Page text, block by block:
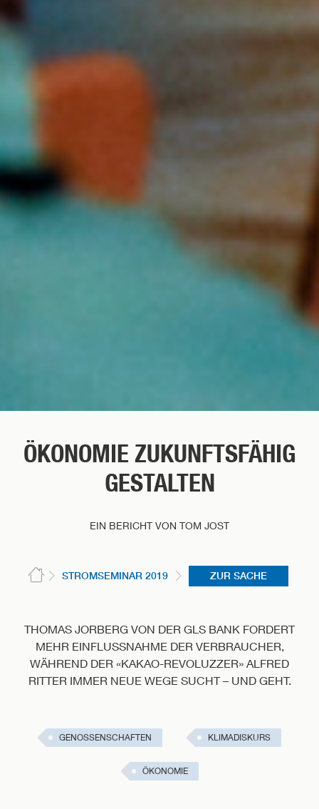
ÖKONOMIE ZUKUNFTSFÄHIG
GESTALTEN
EIN BERICHT VON TOM JOST
STROMSEMINAR 2019 ZUR SACHE
THOMAS JORBERG VON DER GLS BANK FORDERT
MEHR EINFLUSSNAHME DER VERBRAUCHER,
WÄHREND DER «KAKAO-REVOLUZZER» ALFRED
RITTER IMMER NEUE WEGE SUCHT – UND GEHT.
GENOSSENSCHAFTEN KLIMADISKURS
ÖKONOMIE